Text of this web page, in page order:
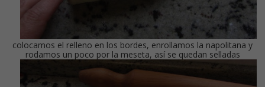
colocamos el relleno en los bordes, enrollamos la napolitana y
rodamos un poco por la meseta, así se quedan selladas